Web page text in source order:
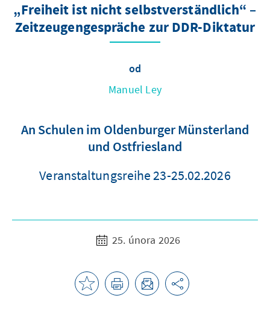
„Freiheit ist nicht selbstverständlich“ –
Zeitzeugengespräche zur DDR-Diktatur
od
Manuel Ley
An Schulen im Oldenburger Münsterland
und Ostfriesland
Veranstaltungsreihe 23-25.02.2026
25. února 2026